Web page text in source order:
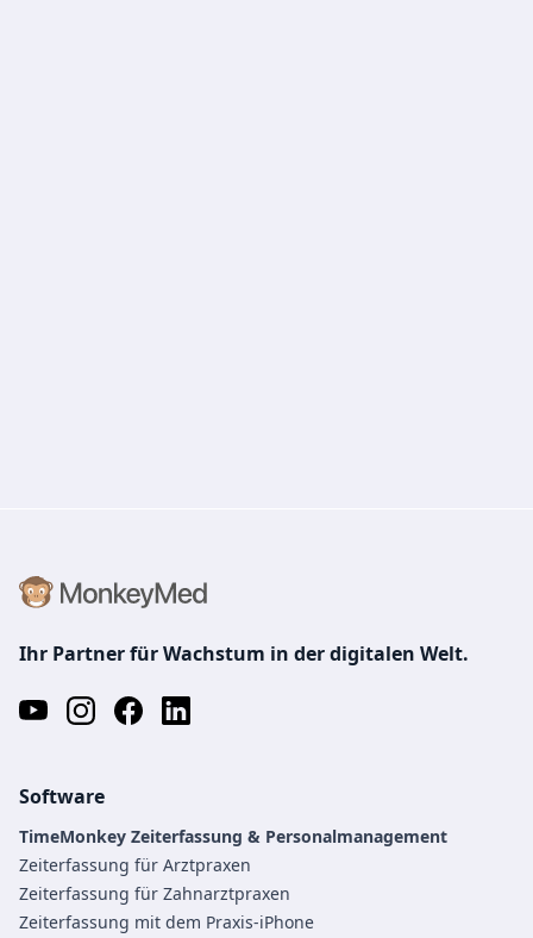
Ihr Partner für Wachstum in der digitalen Welt.
Software
TimeMonkey Zeiterfassung & Personalmanagement
Zeiterfassung für Arztpraxen
Zeiterfassung für Zahnarztpraxen
Zeiterfassung mit dem Praxis-iPhone